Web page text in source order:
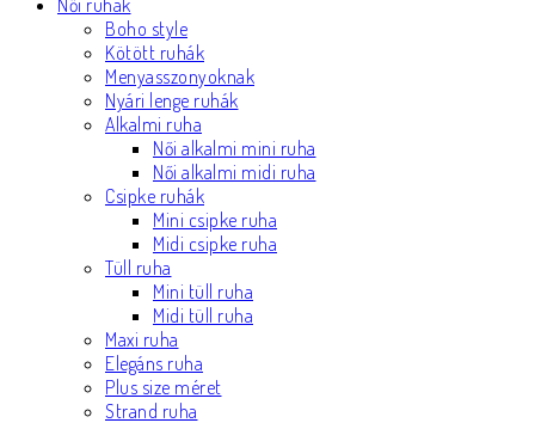
Boho style
Kötött ruhák
Menyasszonyoknak
Nyári lenge ruhák
Alkalmi ruha
Női alkalmi mini ruha
Női alkalmi midi ruha
Csipke ruhák
Mini csipke ruha
Midi csipke ruha
Tüll ruha
Mini tüll ruha
Midi tüll ruha
Maxi ruha
Elegáns ruha
Plus size méret
Strand ruha